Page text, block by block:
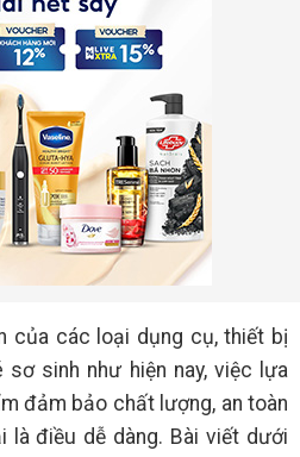
của các loại dụng cụ, thiết bị
sinh như hiện nay, việc lựa
đảm bảo chất lượng, an toàn
là điều dễ dàng. Bài viết dưới